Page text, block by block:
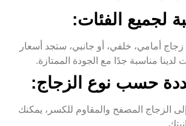
لجميع الفئات:
أمامي، خلفي، أو جانبي، ستجد أسعار
مناسبة جدًا مع الجودة الممتازة.
حسب نوع الزجاج:
الزجاج المصفح والمقاوم للكسر، يمكنك